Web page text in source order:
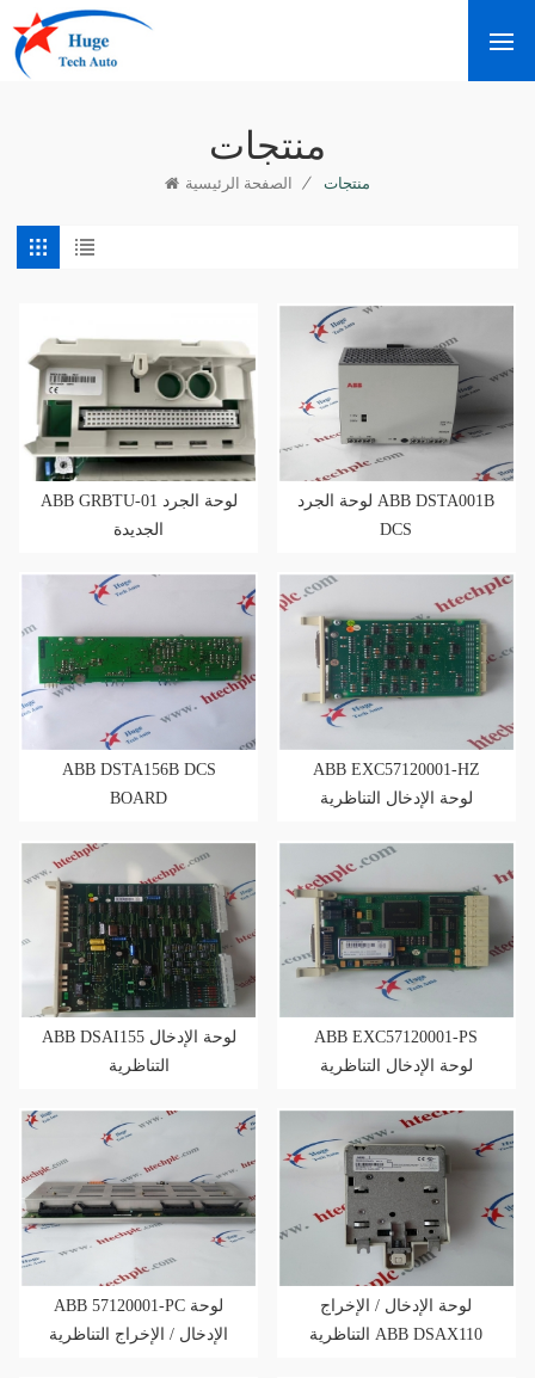
منتجات
الصفحة الرئيسية / منتجات
ABB GRBTU-01 لوحة الجرد
الجديدة
لوحة الجرد ABB DSTA001B
DCS
ABB DSTA156B DCS
BOARD
ABB EXC57120001-HZ
لوحة الإدخال التناظرية
ABB DSAI155 لوحة الإدخال
التناظرية
ABB EXC57120001-PS
لوحة الإدخال التناظرية
ABB 57120001-PC لوحة
الإدخال / الإخراج التناظرية
لوحة الإدخال / الإخراج
التناظرية ABB DSAX110